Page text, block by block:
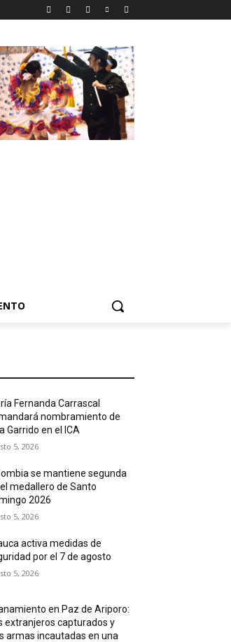
Fernanda Carrascal
nombramiento de
Garrido en el ICA
5, 2026
se mantiene segunda
medallero de Santo
2026
5, 2026
activa medidas de
por el 7 de agosto
5, 2026
en Paz de Ariporo:
extranjeros capturados y
armas incautadas en una